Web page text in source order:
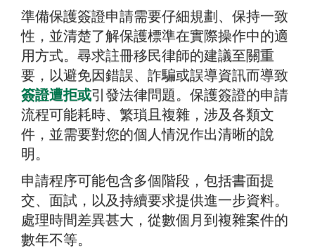
準備保護簽證申請需要仔細規劃、保持一致
性，並清楚了解保護標準在實際操作中的適
用方式。尋求註冊移民律師的建議至關重
要，以避免因錯誤、詐騙或誤導資訊而導致
簽證遭拒或引發法律問題。保護簽證的申請
流程可能耗時、繁瑣且複雜，涉及各類文
件，並需要對您的個人情況作出清晰的說
明。
申請程序可能包含多個階段，包括書面提
交、面試，以及持續要求提供進一步資料。
處理時間差異甚大，從數個月到複雜案件的
數年不等。